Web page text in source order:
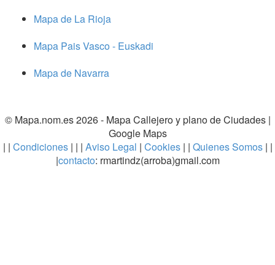
Mapa de La Rioja
Mapa Pais Vasco - Euskadi
Mapa de Navarra
© Mapa.nom.es 2026 - Mapa Callejero y plano de Ciudades|
Google Maps
| | Condiciones| | | Aviso Legal | Cookies | | Quienes Somos | |
|contacto: rmartindz(arroba)gmail.com